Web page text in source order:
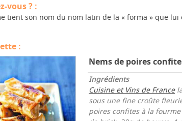
vous ? :
tient son nom du nom latin de la « forma » que
:
Nems de poires
Ingrédients
Cuisine et Vins de France
sous une fine croûte
poires confites à la fourme